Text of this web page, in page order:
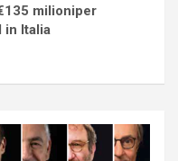
milioniper
in Italia